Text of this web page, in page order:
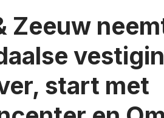
Zeeuw
start met